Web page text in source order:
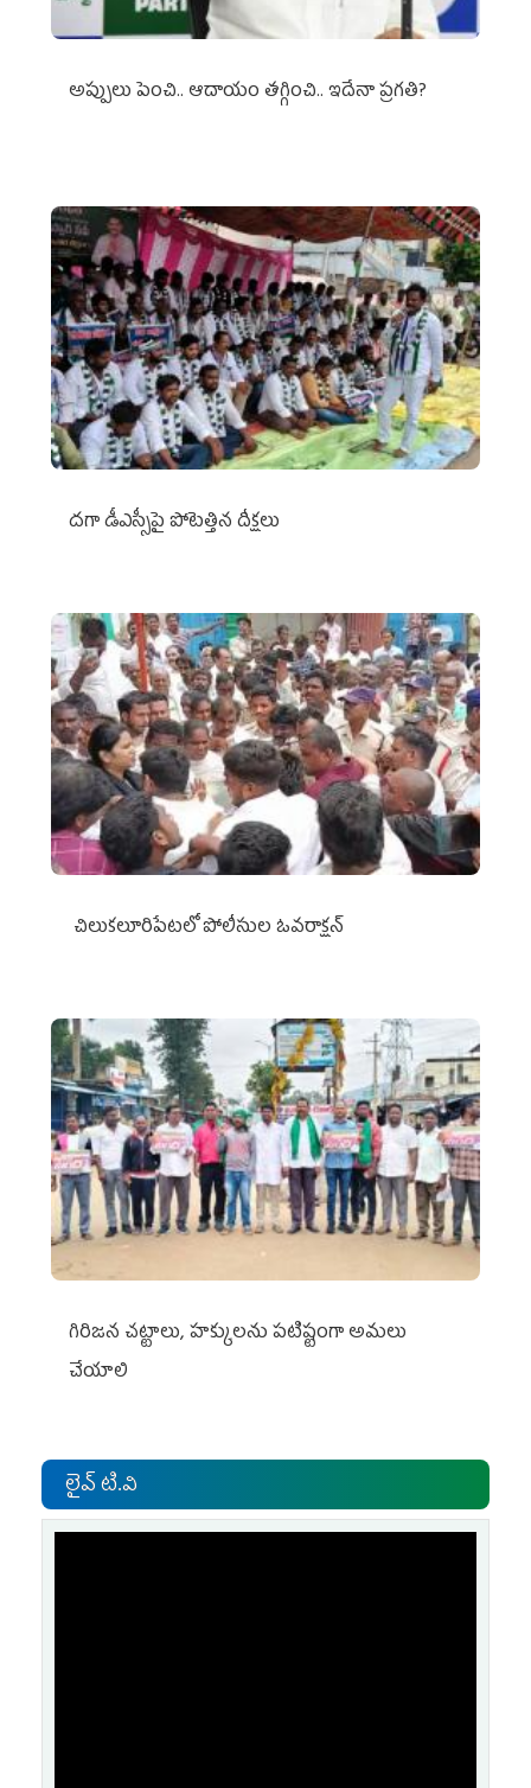
అప్పులు పెంచి.. ఆదాయం తగ్గించి.. ఇదేనా ప్రగతి?
దగా డీఎస్సీపై పోటెత్తిన దీక్షలు
చిలుక‌లూరిపేట‌లో పోలీసుల ఓవ‌రాక్ష‌న్‌
గిరిజన చట్టాలు, హక్కులను పటిష్టంగా అమలు
చేయాలి
లైవ్ టి.వి